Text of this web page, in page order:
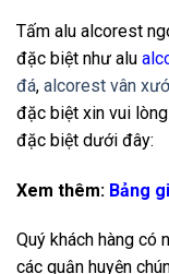
Tấm alu alcorest
đặc biệt như alu
đá, alcorest vân
đặc biệt xin vui
đặc biệt dưới đây:
Xem thêm: Bảng
Quý khách hàng có
các quận huyện